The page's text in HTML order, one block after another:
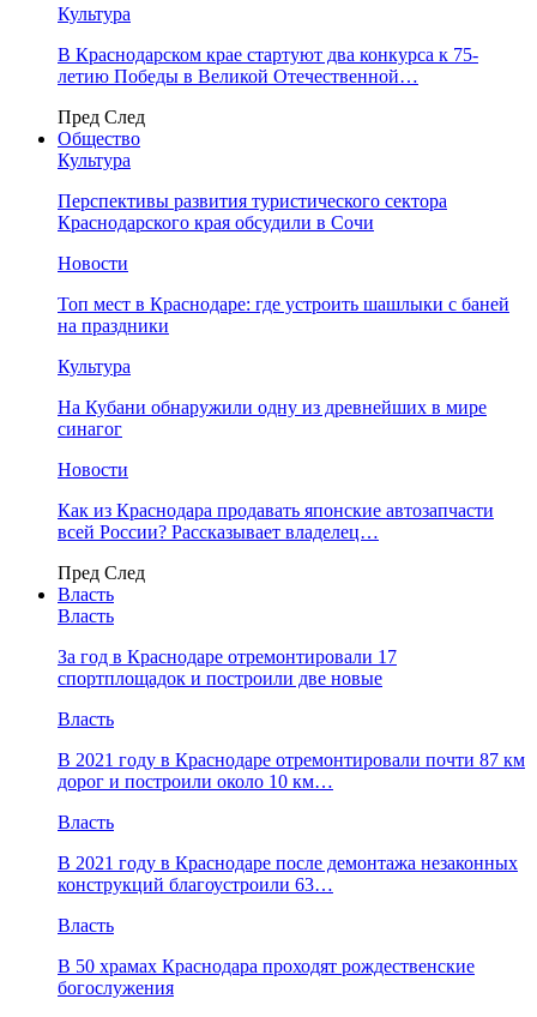
Культура
В Краснодарском крае стартуют два конкурса к 75-
летию Победы в Великой Отечественной…
Пред След
Общество
Культура
Перспективы развития туристического сектора
Краснодарского края обсудили в Сочи
Новости
Топ мест в Краснодаре: где устроить шашлыки с баней
на праздники
Культура
На Кубани обнаружили одну из древнейших в мире
синагог
Новости
Как из Краснодара продавать японские автозапчасти
всей России? Рассказывает владелец…
Пред След
Власть
Власть
За год в Краснодаре отремонтировали 17
спортплощадок и построили две новые
Власть
В 2021 году в Краснодаре отремонтировали почти 87 км
дорог и построили около 10 км…
Власть
В 2021 году в Краснодаре после демонтажа незаконных
конструкций благоустроили 63…
Власть
В 50 храмах Краснодара проходят рождественские
богослужения